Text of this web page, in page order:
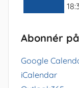
Abonnér
Google
iCalendar